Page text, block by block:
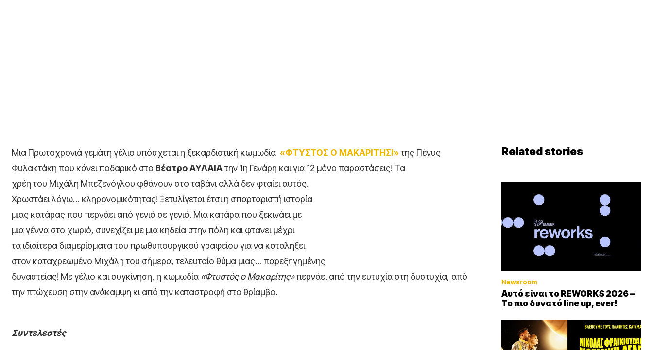
Μια Πρωτοχρονιά γεμάτη γέλιο υπόσχεται η ξεκαρδιστική κωμωδία «ΦΤΥΣΤΟΣ Ο ΜΑΚΑΡΙΤΗΣ!»της Πένυς
Φυλακτάκη που κάνει ποδαρικό στο θέατρο ΑΥΛΑΙΑτην 1η Γενάρη και για 12 μόνο παραστάσεις! Τα
χρέη του Μιχάλη Μπεζενόγλου φθάνουν στο ταβάνι αλλά δεν φταίει αυτός.
Χρωστάει λόγω… κληρονομικότητας! Ξετυλίγεται έτσι η σπαρταριστή ιστορία
μιας κατάρας που περνάει από γενιά σε γενιά. Μια κατάρα που ξεκινάει με
μια γέννα στο χωριό, συνεχίζει με μια κηδεία στην πόλη και φτάνει μέχρι
τα ιδιαίτερα διαμερίσματα του πρωθυπουργικού γραφείου για να καταλήξει
στον καταχρεωμένο Μιχάλη του σήμερα, τελευταίο θύμα μιας… παρεξηγημένης
δυναστείας! Με γέλιο και συγκίνηση, η κωμωδία «Φτυστός ο Μακαρίτης»περνάει από την ευτυχία στη δυστυχία, από
την πτώχευση στην ανάκαμψη κι από την καταστροφή στο θρίαμβο.
Συντελεστές
Related stories
Newsroom
Αυτό είναι το REWORKS 2026 –
Το πιο δυνατό line up, ever!